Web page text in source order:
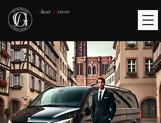
Ghost Driver